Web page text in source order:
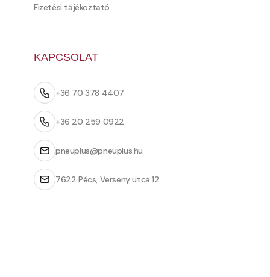
Fizetési tájékoztató
KAPCSOLAT
+36 70 378 4407
+36 20 259 0922
pneuplus@pneuplus.hu
7622 Pécs, Verseny utca 12.